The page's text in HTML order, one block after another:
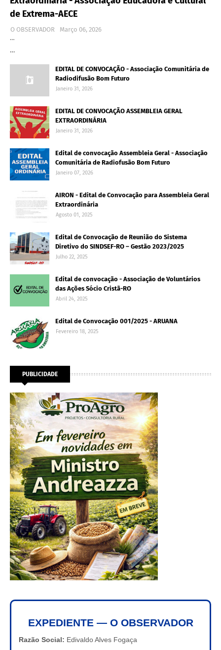
de Extrema-AECE
O OBSERVADOR
Março 06, 2026
…
…
EDITAL DE CONVOCAÇÃO - Associação Comunitária de
Radiodifusão Bom Futuro
Janeiro 31, 2026
EDITAL DE CONVOCAÇÃO ASSEMBLEIA GERAL
EXTRAORDINÁRIA
Janeiro 31, 2026
Edital de convocação Assembleia Geral - Associação
Comunitária de Radiofusão Bom Futuro
Janeiro 07, 2026
AIRON - Edital de Convocação para Assembleia Geral
Extraordinária
Agosto 01, 2025
Edital de Convocação de Reunião do Sistema
Diretivo do SINDSEF-RO – Gestão 2023/2025
Julho 22, 2025
Edital de convocação - Associação de Voluntários
das Ações Sócio Cristã-RO
Abril 24, 2025
Edital de Convocação 001/2025 - ARUANA
Fevereiro 18, 2025
PUBLICIDADE
EXPEDIENTE — O OBSERVADOR
Razão Social: Edivaldo Alves Fogaça